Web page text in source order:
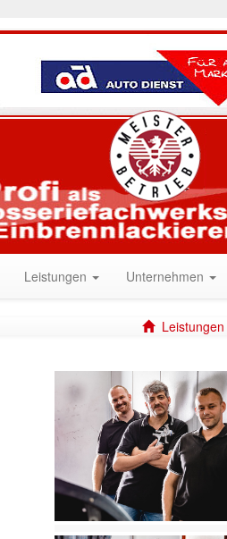
Leistungen Unternehmen
Leistungen